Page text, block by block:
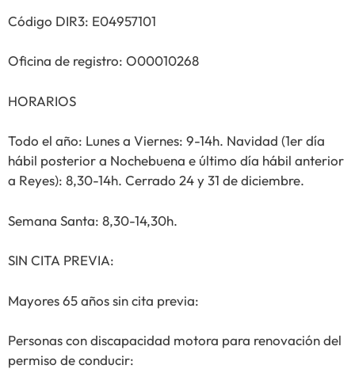
Código DIR3: E04957101
Oficina de registro: O00010268
HORARIOS
Todo el año: Lunes a Viernes: 9-14h. Navidad (1er día
hábil posterior a Nochebuena e último día hábil anterior
a Reyes): 8,30-14h. Cerrado 24 y 31 de diciembre.
Semana Santa: 8,30-14,30h.
SIN CITA PREVIA:
Mayores 65 años sin cita previa:
Personas con discapacidad motora para renovación del
permiso de conducir: